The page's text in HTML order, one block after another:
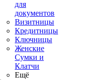
для
документов
Визитницы
Кредитницы
Ключницы
Женские
Сумки и
Клатчи
Ещё